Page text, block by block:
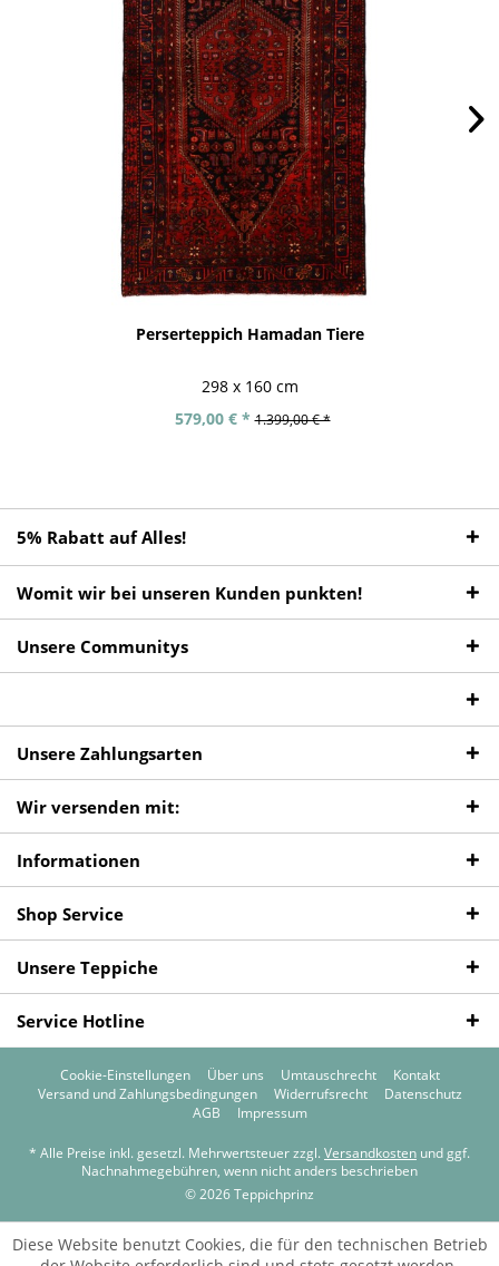
Perserteppich Hamadan Tiere
298 x 160 cm
579,00 € * 1.399,00 € *
5% Rabatt auf Alles!
Womit wir bei unseren Kunden punkten!
Unsere Communitys
Unsere Zahlungsarten
Wir versenden mit:
Informationen
Shop Service
Unsere Teppiche
Service Hotline
Cookie-Einstellungen Über uns Umtauschrecht
Kontakt
Versand und Zahlungsbedingungen
Widerrufsrecht
Datenschutz
AGB
Impressum
* Alle Preise inkl. gesetzl. Mehrwertsteuer zzgl. Versandkosten und ggf.
Nachnahmegebühren, wenn nicht anders beschrieben
© 2026 Teppichprinz
Diese Website benutzt Cookies, die für den technischen Betrieb